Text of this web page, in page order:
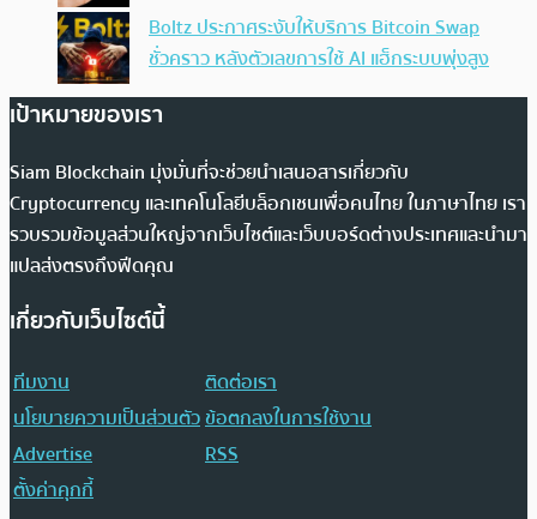
Boltz ประกาศระงับให้บริการ Bitcoin Swap
ชั่วคราว หลังตัวเลขการใช้ AI แฮ็กระบบพุ่งสูง
เป้าหมายของเรา
Siam Blockchain มุ่งมั่นที่จะช่วยนำเสนอสารเกี่ยวกับ
Cryptocurrency และเทคโนโลยีบล็อกเชนเพื่อคนไทย ในภาษาไทย เรา
รวบรวมข้อมูลส่วนใหญ่จากเว็บไซต์และเว็บบอร์ดต่างประเทศและนำมา
แปลส่งตรงถึงฟีดคุณ
เกี่ยวกับเว็บไซต์นี้
ทีมงาน
ติดต่อเรา
นโยบายความเป็นส่วนตัวข้อตกลงในการใช้งาน
Advertise
RSS
ตั้งค่าคุกกี้